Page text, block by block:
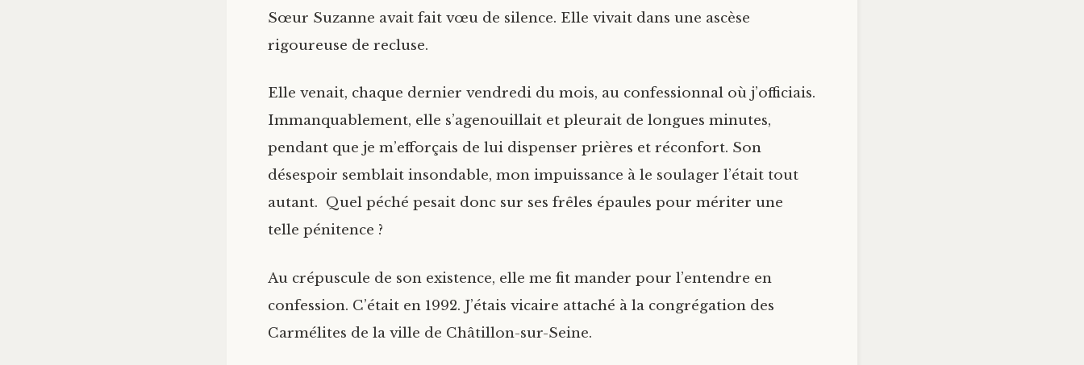
Sœur Suzanne avait fait vœu de silence. Elle vivait dans une ascèse
rigoureuse de recluse.
Elle venait, chaque dernier vendredi du mois, au confessionnal où j’officiais.
Immanquablement, elle s’agenouillait et pleurait de longues minutes,
pendant que je m’efforçais de lui dispenser prières et réconfort. Son
désespoir semblait insondable, mon impuissance à le soulager l’était tout
autant. Quel péché pesait donc sur ses frêles épaules pour mériter une
telle pénitence ?
Au crépuscule de son existence, elle me fit mander pour l’entendre en
confession. C’était en 1992. J’étais vicaire attaché à la congrégation des
Carmélites de la ville de Châtillon-sur-Seine.